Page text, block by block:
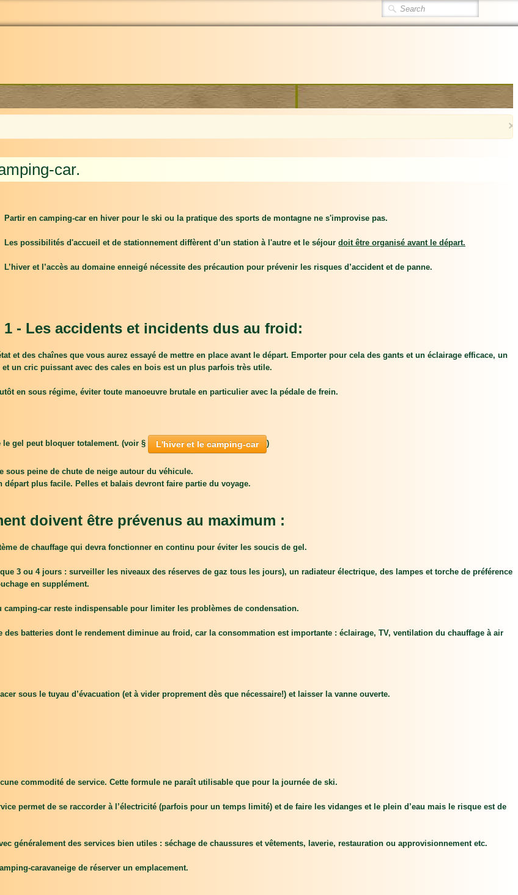
×
car.
Partir en camping-car en hiver pour le ski ou la pratique des sports de montagne ne s'improvise pas.
Les possibilités d'accueil et de stationnement diffèrent d’un station à l'autre et le séjour doit être organisé avant le départ.
L’hiver et l’accès au domaine enneigé nécessite des précaution pour prévenir les risques d’accident et de panne.
1 - Les accidents et incidents dus au froid:
et des chaînes que vous aurez essayé de mettre en place avant le départ. Emporter pour cela des gants et un éclairage efficace, un
un cric puissant avec des cales en bois est un plus parfois très utile.
en sous régime, éviter toute manoeuvre brutale en particulier avec la pédale de frein.
gel peut bloquer totalement. (voir § L'hiver et le camping-car )
sous peine de chute de neige autour du véhicule.
départ plus facile. Pelles et balais devront faire partie du voyage.
doivent être prévenus au maximum :
de chauffage qui devra fonctionner en continu pour éviter les soucis de gel.
3 ou 4 jours : surveiller les niveaux des réserves de gaz tous les jours), un radiateur électrique, des lampes et torche de préférence
en supplément.
car reste indispensable pour limiter les problèmes de condensation.
batteries dont le rendement diminue au froid, car la consommation est importante : éclairage, TV, ventilation du chauffage à air
sous le tuyau d’évacuation (et à vider proprement dès que nécessaire!) et laisser la vanne ouverte.
commodité de service. Cette formule ne paraît utilisable que pour la journée de ski.
permet de se raccorder à l’électricité (parfois pour un temps limité) et de faire les vidanges et le plein d’eau mais le risque est de
généralement des services bien utiles : séchage de chaussures et vêtements, laverie, restauration ou approvisionnement etc.
caravaneige de réserver un emplacement.